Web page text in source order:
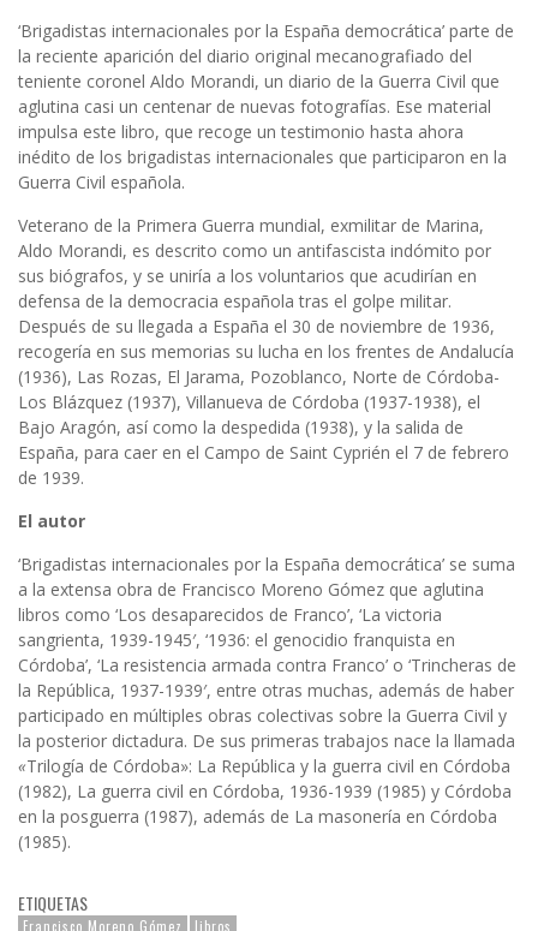
‘Brigadistas internacionales por la España democrática’ parte de
la reciente aparición del diario original mecanografiado del
teniente coronel Aldo Morandi, un diario de la Guerra Civil que
aglutina casi un centenar de nuevas fotografías. Ese material
impulsa este libro, que recoge un testimonio hasta ahora
inédito de los brigadistas internacionales que participaron en la
Guerra Civil española.
Veterano de la Primera Guerra mundial, exmilitar de Marina,
Aldo Morandi, es descrito como un antifascista indómito por
sus biógrafos, y se uniría a los voluntarios que acudirían en
defensa de la democracia española tras el golpe militar.
Después de su llegada a España el 30 de noviembre de 1936,
recogería en sus memorias su lucha en los frentes de Andalucía
(1936), Las Rozas, El Jarama, Pozoblanco, Norte de Córdoba-
Los Blázquez (1937), Villanueva de Córdoba (1937-1938), el
Bajo Aragón, así como la despedida (1938), y la salida de
España, para caer en el Campo de Saint Cyprién el 7 de febrero
de 1939.
El autor
‘Brigadistas internacionales por la España democrática’ se suma
a la extensa obra de Francisco Moreno Gómez que aglutina
libros como ‘Los desaparecidos de Franco’, ‘La victoria
sangrienta, 1939-1945′, ‘1936: el genocidio franquista en
Córdoba’, ‘La resistencia armada contra Franco’ o ‘Trincheras de
la República, 1937-1939′, entre otras muchas, además de haber
participado en múltiples obras colectivas sobre la Guerra Civil y
la posterior dictadura. De sus primeras trabajos nace la llamada
«Trilogía de Córdoba»: La República y la guerra civil en Córdoba
(1982), La guerra civil en Córdoba, 1936-1939 (1985) y Córdoba
en la posguerra (1987), además de La masonería en Córdoba
(1985).
ETIQUETAS
Francisco Moreno Gómez libros